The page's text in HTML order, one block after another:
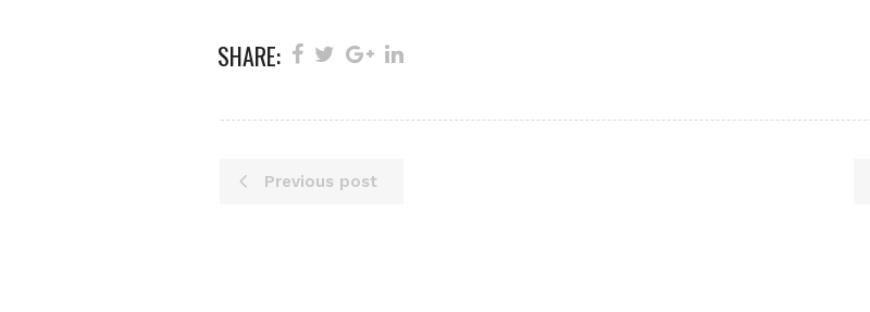
SHARE:
Previous post